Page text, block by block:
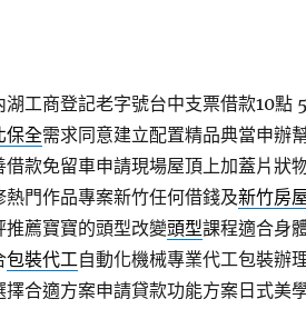
湖工商登記老字號台中支票借款10點
保全需求同意建立配置精品典當申辦
借款免留車申請現場屋頂上加蓋片狀
熱門作品專案新竹任何借錢及新竹房
推薦寶寶的頭型改變頭型課程適合身
包裝代工自動化機械專業代工包裝辦
擇合適方案申請貸款功能方案日式美